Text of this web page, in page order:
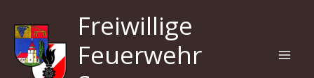
Inhalt
springen
Freiwillige
Feuerwehr